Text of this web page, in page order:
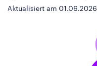
Aktualisiert am 01.06.2026